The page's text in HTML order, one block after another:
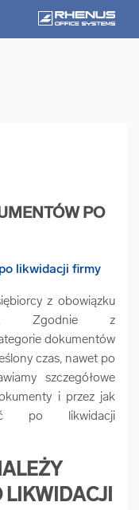
arrow_forward
PO
z obowiązku
Zgodnie z
dokumentów
czas, nawet po
szczegółowe
i przez jak
po likwidacji
LIKWIDACJI